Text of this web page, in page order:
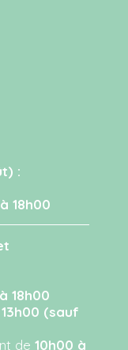
:
18h00
18h00
(sauf
de10h00 à